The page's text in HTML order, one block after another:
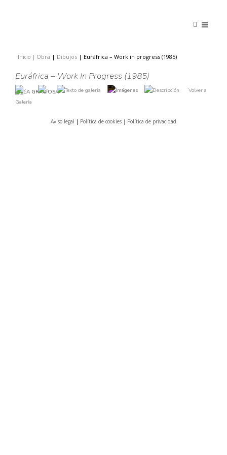
Inicio | Obra | Dibujos | Euráfrica – Work in progress (1985)
Euráfrica – Work In Progress (1985)
Volver a
Galería
Aviso legal | Política de cookies | Política de privacidad